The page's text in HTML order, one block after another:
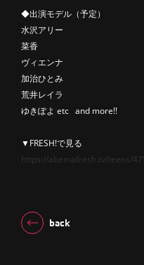
◆出演モデル（予定）
水沢アリー
菜香
ヴィエンナ
加治ひとみ
荒井レイラ
ゆきぽよ etc and more!!
▼FRESH!で見る
https://abemafresh.tv/teens/
back